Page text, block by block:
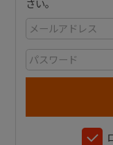
さい。